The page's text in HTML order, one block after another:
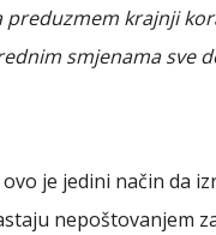
krajnji
smjenama sve
je jedini način da
nepoštovanjem